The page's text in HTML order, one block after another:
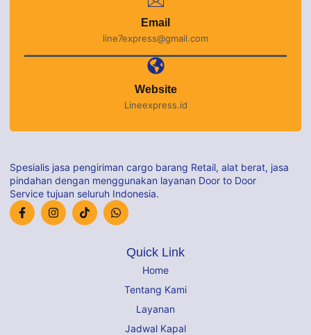
Email
line7express@gmail.com
Website
Lineexpress.id
Spesialis jasa pengiriman cargo barang Retail, alat berat, jasa
pindahan dengan menggunakan layanan Door to Door
Service tujuan seluruh Indonesia.
Quick Link
Home
Tentang Kami
Layanan
Jadwal Kapal